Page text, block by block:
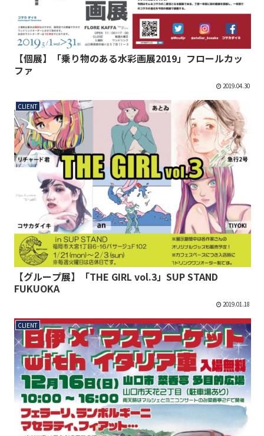
【個展】「乗り物のある水彩画展2019」フロールカッ
ファ
2019.04.30
CLIENT
【グループ展】「THE GIRL vol.3」SUP STAND
FUKUOKA
2019.01.18
CLIENT